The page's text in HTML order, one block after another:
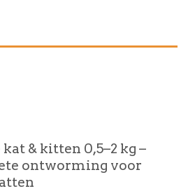
& kitten 0,5–2 kg –
ontworming voor